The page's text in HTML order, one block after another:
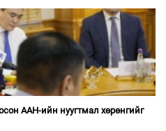
ААН-ийн нуугтмал хөрөнгийг